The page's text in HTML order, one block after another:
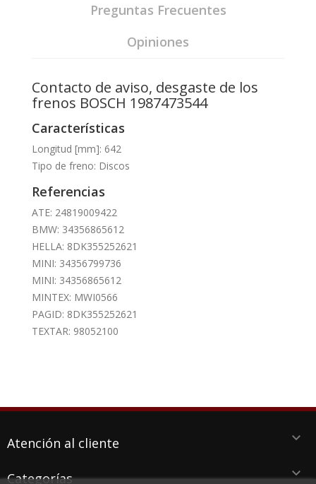
Preguntas Frecuentes
Opiniones
Contacto de aviso, desgaste de los
frenos BOSCH 1987473544
Características
Longitud [mm]: 642
Tipo de freno: Discos
Referencias
ATE: 24819009422
BMW: 34356865612
HELLA: 8DK355252621
MINI: 34356799736
MINI: 34356865612
MINTEX: MWI0566
PAGID: 8DK355252621
TEXTAR: 98052100
Atención al cliente keyboard_arrow_down
Categorías keyboard_arrow_down